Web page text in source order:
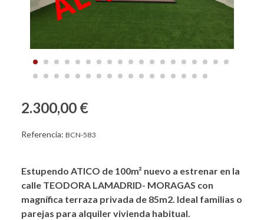
2.300,00 €
Referencia: BCN-583
Estupendo ATICO de 100m² nuevo a estrenar en la
calle TEODORA LAMADRID- MORAGAS con
magnífica terraza privada de 85m2. Ideal familias o
parejas para alquiler vivienda habitual.